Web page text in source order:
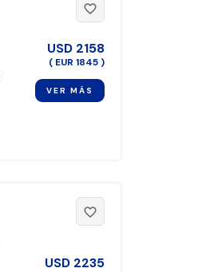
favorite_border
USD 2158
( EUR 1845 )
VER MÁS
favorite_border
USD 2235